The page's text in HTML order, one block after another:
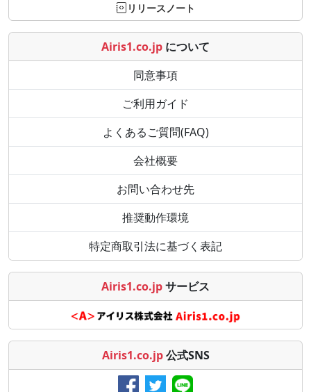
リリースノート
Airis1.co.jp について
同意事項
ご利用ガイド
よくあるご質問(FAQ)
会社概要
お問い合わせ先
推奨動作環境
特定商取引法に基づく表記
Airis1.co.jpサービス
Airis1.co.jp 公式SNS